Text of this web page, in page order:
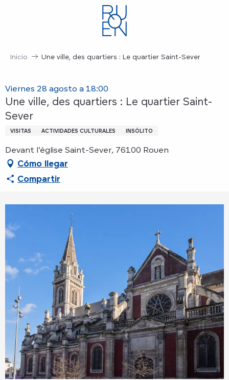
Inicio Une ville, des quartiers : Le quartier Saint-Sever
Viernes 28 agosto a 18:00
Une ville, des quartiers : Le quartier Saint-
Sever
VISITAS ACTIVIDADES CULTURALES INSÓLITO
Devant l’église Saint-Sever, 76100 Rouen
Cómo llegar
Compartir